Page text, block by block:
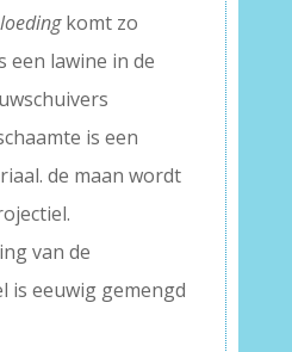
komt zo
een lawine in de
is een
de maan wordt
van de
is eeuwig gemengd